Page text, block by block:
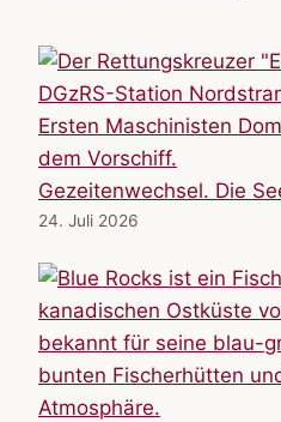
Gezeitenwechsel. Die
24. Juli 2026